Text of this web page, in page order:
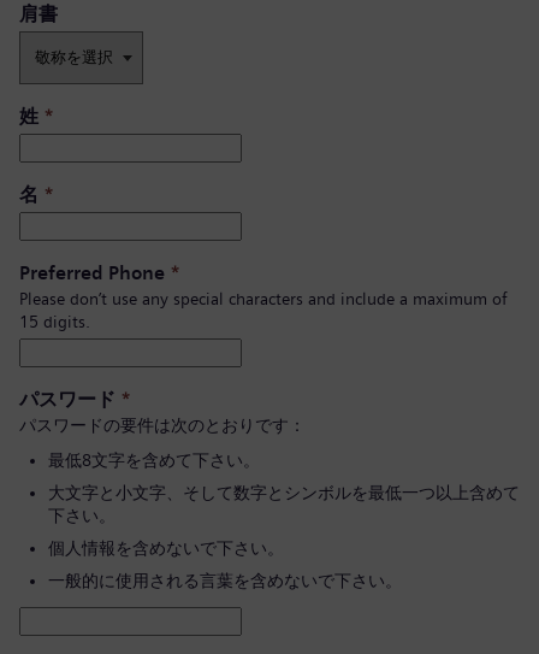
肩書 ​
姓 *
名 *
Preferred Phone *
Please don’t use any special characters and include a maximum of
15 digits.
パスワード *
パスワードの要件は次のとおりです：
最低8文字を含めて下さい。
大文字と小文字、そして数字とシンボルを最低一つ以上含めて
下さい。
個人情報を含めないで下さい。
一般的に使用される言葉を含めないで下さい。